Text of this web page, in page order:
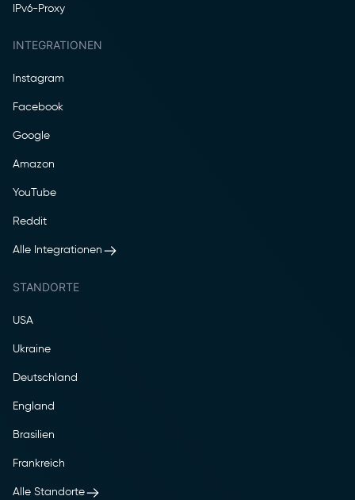
IPv6-Proxy
INTEGRATIONEN
Instagram
Facebook
Google
Amazon
YouTube
Reddit
Alle Integrationen
STANDORTE
USA
Ukraine
Deutschland
England
Brasilien
Frankreich
Alle Standorte